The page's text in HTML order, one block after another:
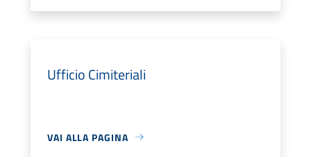
Ufficio Cimiteriali
VAI ALLA PAGINA